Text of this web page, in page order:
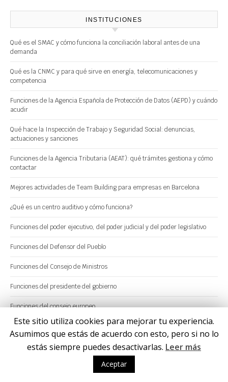
INSTITUCIONES
Qué es el SMAC y cómo funciona la conciliación laboral antes de una
demanda
Qué es la CNMC y para qué sirve en energía, telecomunicaciones y
competencia
Funciones de la Agencia Española de Protección de Datos (AEPD) y cuándo
acudir
Qué hace la Inspección de Trabajo y Seguridad Social: denuncias,
actuaciones y sanciones
Funciones de la Agencia Tributaria (AEAT): qué trámites gestiona y cómo
contactar
Mejores actividades de Team Building para empresas en Barcelona
¿Qué es un centro auditivo y cómo funciona?
Funciones del poder ejecutivo, del poder judicial y del poder legislativo
Funciones del Defensor del Pueblo
Funciones del Consejo de Ministros
Funciones del presidente del gobierno
Funciones del consejo europeo
Funciones del congreso de los diputados
Funciones del Banco de España
Funciones del Parlamento Europeo
Este sitio utiliza cookies para mejorar tu experiencia.
Asumimos que estás de acuerdo con esto, pero si no lo
estás siempre puedes desactivarlas. Leer más
Aceptar